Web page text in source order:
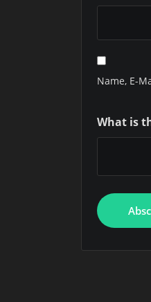
Name, E-
What is